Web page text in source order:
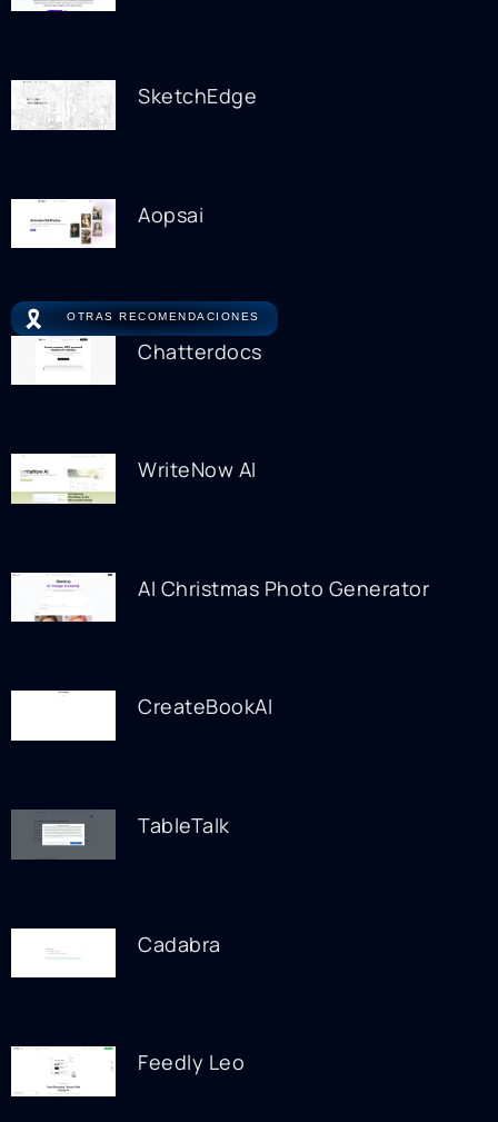
SketchEdge
Aopsai
🎗️ OTRAS RECOMENDACIONES
Chatterdocs
WriteNow AI
AI Christmas Photo Generator
CreateBookAI
TableTalk
Cadabra
Feedly Leo